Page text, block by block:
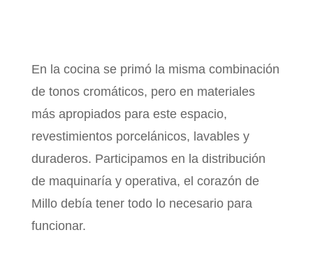
En la cocina se primó la misma combinación
de tonos cromáticos, pero en materiales
más apropiados para este espacio,
revestimientos porcelánicos, lavables y
duraderos. Participamos en la distribución
de maquinaría y operativa, el corazón de
Millo debía tener todo lo necesario para
funcionar.